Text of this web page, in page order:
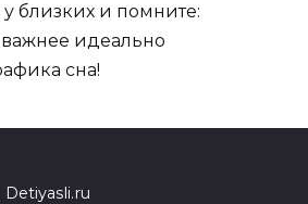
близких и помните:
идеально
сна!